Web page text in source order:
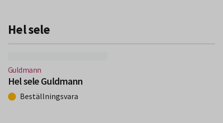
Hel sele
Guldmann
Hel sele Guldmann
(Nytt fönster)
Beställningsvara